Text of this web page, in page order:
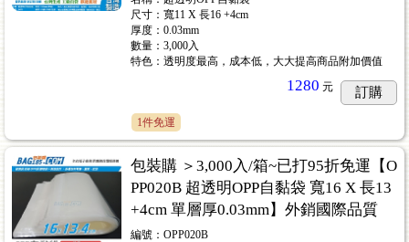
尺寸：寬11 X 長16 +4cm
厚度：0.03mm
數量：3,000入
特色：透明度最高，成本低，大大提高商品附加價值
1280 元 訂購
1件免運
包裝購 ＞3,000入/箱~已打95折免運【O
PP020B 超透明OPP自黏袋 寬16 X 長13
+4cm 單層厚0.03mm】外銷國際品質
編號：OPP020B